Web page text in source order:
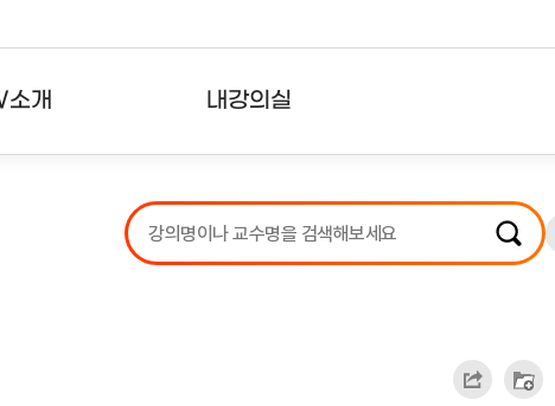
개 내강의실
강의리스트
수강확인증강의